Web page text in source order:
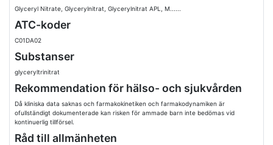
Glyceryl Nitrate, Glycerylnitrat, Glycerylnitrat APL, M......
ATC-koder
C01DA02
Substanser
glyceryltrinitrat
Rekommendation för hälso- och sjukvården
Då kliniska data saknas och farmakokinetiken och farmakodynamiken är
ofullständigt dokumenterade kan risken för ammade barn inte bedömas vid
kontinuerlig tillförsel.
Råd till allmänheten